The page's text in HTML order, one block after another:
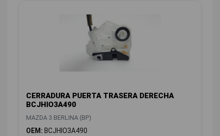
CERRADURA PUERTA TRASERA DERECHA
BCJHIO3A490
MAZDA 3 BERLINA (BP)
OEM: BCJHIO3A490